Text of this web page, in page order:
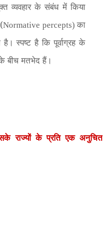
व्यवहार के संबंध में किया
Normative percepts)का
है। स्पष्ट है कि पूर्वाग्रह के
बीच मतभेद हैं।
राज्यों के प्रति एक अनुचित